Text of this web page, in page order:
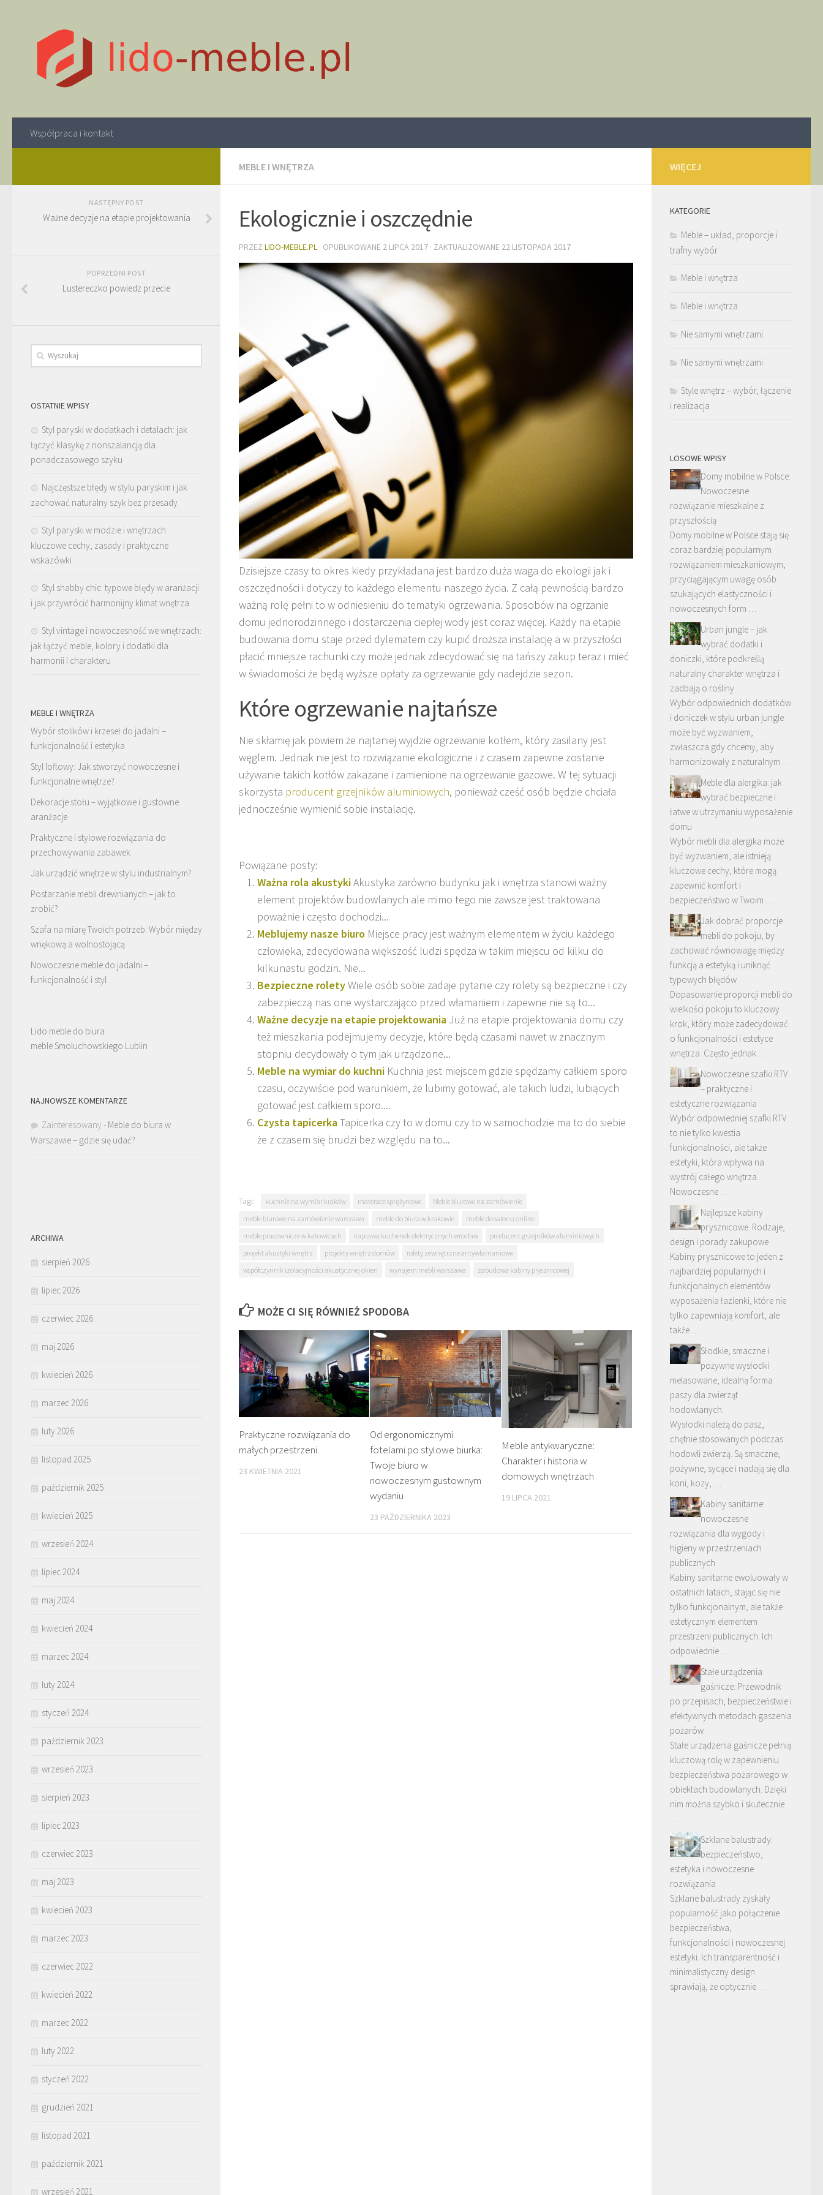
Współpraca i kontakt
MEBLE I WNĘTRZA
Ekologicznie i oszczędnie
PRZEZ LIDO-MEBLE.PL · OPUBLIKOWANE 2 LIPCA 2017 · ZAKTUALIZOWANE 22 LISTOPADA 2017
Dzisiejsze czasy to okres kiedy przykładana jest bardzo duża waga do ekologii jak i
oszczędności i dotyczy to każdego elementu naszego życia. Z całą pewnością bardzo
ważną rolę pełni to w odniesieniu do tematyki ogrzewania. Sposobów na ogrzanie
domu jednorodzinnego i dostarczenia ciepłej wody jest coraz więcej. Każdy na etapie
budowania domu staje przed dylematem czy kupić droższa instalację a w przyszłości
płacić mniejsze rachunki czy może jednak zdecydować się na tańszy zakup teraz i mieć
w świadomości że będą wyższe opłaty za ogrzewanie gdy nadejdzie sezon.
Które ogrzewanie najtańsze
Nie skłamię jak powiem że najtaniej wyjdzie ogrzewanie kotłem, który zasilany jest
węglem. Jednak nie jest to rozwiązanie ekologiczne i z czasem zapewne zostanie
używanie takich kotłów zakazane i zamienione na ogrzewanie gazowe. W tej sytuacji
skorzysta producent grzejników aluminiowych, ponieważ cześć osób będzie chciała
jednocześnie wymienić sobie instalację.
Powiązane posty:
Ważna rola akustykiAkustyka zarówno budynku jak i wnętrza stanowi ważny
element projektów budowlanych ale mimo tego nie zawsze jest traktowana
poważnie i często dochodzi...
Meblujemy nasze biuro Miejsce pracy jest ważnym elementem w życiu każdego
człowieka, zdecydowana większość ludzi spędza w takim miejscu od kilku do
kilkunastu godzin. Nie...
Bezpieczne roletyWiele osób sobie zadaje pytanie czy rolety są bezpieczne i czy
zabezpieczą nas one wystarczająco przed włamaniem i zapewne nie są to...
Ważne decyzje na etapie projektowania Już na etapie projektowania domu czy
też mieszkania podejmujemy decyzje, które będą czasami nawet w znacznym
stopniu decydowały o tym jak urządzone...
Meble na wymiar do kuchni Kuchnia jest miejscem gdzie spędzamy całkiem sporo
czasu, oczywiście pod warunkiem, że lubimy gotować, ale takich ludzi, lubiących
gotować jest całkiem sporo....
Czysta tapicerkaTapicerka czy to w domu czy to w samochodzie ma to do siebie
że z czasem się brudzi bez względu na to...
Tagi: kuchnie na wymiar kraków materace sprężynowe
Meble biurowe na zamówienie
meble biurowe na zamówienie warszawa
meble do biura w krakowie
meble do salonu online
meble pracownicze w katowicach
naprawa kuchenek elektrycznych wrocław
producent grzejników aluminiowych
projekt akustyki wnętrz
projekty wnętrz domów
rolety zewnętrzne antywłamaniowe
współczynnik izolacyjności akustycznej okien
wynajem mebli warszawa zabudowa kabiny prysznicowej
MOŻE CI SIĘ RÓWNIEŻ SPODOBA
Praktyczne rozwiązania do
małych przestrzeni
23 KWIETNIA 2021
Od ergonomicznymi
fotelami po stylowe biurka:
Twoje biuro w
nowoczesnym gustownym
wydaniu
23 PAŹDZIERNIKA 2023
Meble antykwaryczne:
Charakter i historia w
domowych wnętrzach
19 LIPCA 2021
NASTĘPNY POST
Ważne decyzje na etapie projektowania
POPRZEDNI POST
Lustereczko powiedz przecie
OSTATNIE WPISY
Styl paryski w dodatkach i detalach: jak
łączyć klasykę z nonszalancją dla
ponadczasowego szyku
Najczęstsze błędy w stylu paryskim i jak
zachować naturalny szyk bez przesady
Styl paryski w modzie i wnętrzach:
kluczowe cechy, zasady i praktyczne
wskazówki
Styl shabby chic: typowe błędy w aranżacji
i jak przywrócić harmonijny klimat wnętrza
Styl vintage i nowoczesność we wnętrzach:
jak łączyć meble, kolory i dodatki dla
harmonii i charakteru
MEBLE I WNĘTRZA
Wybór stolików i krzeseł do jadalni –
funkcjonalność i estetyka
Styl loftowy: Jak stworzyć nowoczesne i
funkcjonalne wnętrze?
Dekoracje stołu – wyjątkowe i gustowne
aranżacje
Praktyczne i stylowe rozwiązania do
przechowywania zabawek
Jak urządzić wnętrze w stylu industrialnym?
Postarzanie mebli drewnianych – jak to
zrobić?
Szafa na miarę Twoich potrzeb: Wybór między
wnękową a wolnostojącą
Nowoczesne meble do jadalni –
funkcjonalność i styl
Lido meble do biura
meble Smoluchowskiego Lublin
NAJNOWSZE KOMENTARZE
Zainteresowany - Meble do biura w
Warszawie – gdzie się udać?
ARCHIWA
sierpień 2026
lipiec 2026
czerwiec 2026
maj 2026
kwiecień 2026
marzec 2026
luty 2026
listopad 2025
październik 2025
kwiecień 2025
wrzesień 2024
lipiec 2024
maj 2024
kwiecień 2024
marzec 2024
luty 2024
styczeń 2024
październik 2023
wrzesień 2023
sierpień 2023
lipiec 2023
czerwiec 2023
maj 2023
kwiecień 2023
marzec 2023
czerwiec 2022
kwiecień 2022
marzec 2022
luty 2022
styczeń 2022
grudzień 2021
listopad 2021
październik 2021
wrzesień 2021
WIĘCEJ
KATEGORIE
Meble – układ, proporcje i
trafny wybór
Meble i wnętrza
Meble i wnętrza
Nie samymi wnętrzami
Nie samymi wnętrzami
Style wnętrz – wybór, łączenie
i realizacja
LOSOWE WPISY
Domy mobilne w Polsce:
Nowoczesne
rozwiązanie mieszkalne z
przyszłością
Domy mobilne w Polsce stają się
coraz bardziej popularnym
rozwiązaniem mieszkaniowym,
przyciągającym uwagę osób
szukających elastyczności i
nowoczesnych form …
Urban jungle – jak
wybrać dodatki i
doniczki, które podkreślą
naturalny charakter wnętrza i
zadbają o rośliny
Wybór odpowiednich dodatków
i doniczek w stylu urban jungle
może być wyzwaniem,
zwłaszcza gdy chcemy, aby
harmonizowały z naturalnym …
Meble dla alergika: jak
wybrać bezpieczne i
łatwe w utrzymaniu wyposażenie
domu
Wybór mebli dla alergika może
być wyzwaniem, ale istnieją
kluczowe cechy, które mogą
zapewnić komfort i
bezpieczeństwo w Twoim …
Jak dobrać proporcje
mebli do pokoju, by
zachować równowagę między
funkcją a estetyką i uniknąć
typowych błędów
Dopasowanie proporcji mebli do
wielkości pokoju to kluczowy
krok, który może zadecydować
o funkcjonalności i estetyce
wnętrza. Często jednak …
Nowoczesne szafki RTV
– praktyczne i
estetyczne rozwiązania
Wybór odpowiedniej szafki RTV
to nie tylko kwestia
funkcjonalności, ale także
estetyki, która wpływa na
wystrój całego wnętrza.
Nowoczesne …
Najlepsze kabiny
prysznicowe. Rodzaje,
design i porady zakupowe
Kabiny prysznicowe to jeden z
najbardziej popularnych i
funkcjonalnych elementów
wyposażenia łazienki, które nie
tylko zapewniają komfort, ale
także …
Słodkie, smaczne i
pożywne wysłodki
melasowane, idealną forma
paszy dla zwierząt
hodowlanych.
Wysłodki należą do pasz,
chętnie stosowanych podczas
hodowli zwierzą. Są smaczne,
pożywne, sycące i nadają się dla
koni, kozy, …
Kabiny sanitarne:
nowoczesne
rozwiązania dla wygody i
higieny w przestrzeniach
publicznych
Kabiny sanitarne ewoluowały w
ostatnich latach, stając się nie
tylko funkcjonalnym, ale także
estetycznym elementem
przestrzeni publicznych. Ich
odpowiednie …
Stałe urządzenia
gaśnicze: Przewodnik
po przepisach, bezpieczeństwie i
efektywnych metodach gaszenia
pożarów
Stałe urządzenia gaśnicze pełnią
kluczową rolę w zapewnieniu
bezpieczeństwa pożarowego w
obiektach budowlanych. Dzięki
nim można szybko i skutecznie
…
Szklane balustrady:
bezpieczeństwo,
estetyka i nowoczesne
rozwiązania
Szklane balustrady zyskały
popularność jako połączenie
bezpieczeństwa,
funkcjonalności i nowoczesnej
estetyki. Ich transparentność i
minimalistyczny design
sprawiają, że optycznie …